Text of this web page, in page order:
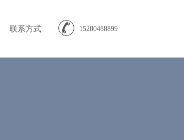
联系方式 15280488899